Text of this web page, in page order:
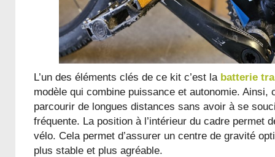
L’un des éléments clés de ce kit c’est la batterie
modèle qui combine puissance et autonomie. Ainsi,
parcourir de longues distances sans avoir à se
fréquente. La position à l’intérieur du cadre permet
vélo. Cela permet d’assurer un centre de gravité
plus stable et plus agréable.